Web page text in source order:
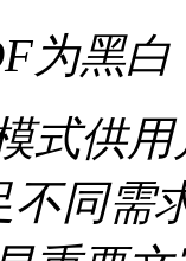
为黑白
式供用
不同